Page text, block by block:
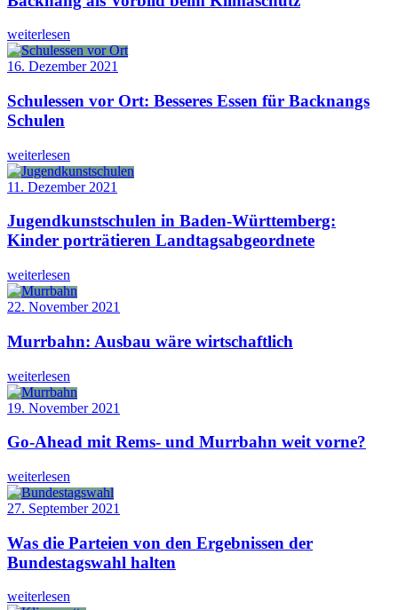
weiterlesen
16. Dezember 2021
Schulessen vor Ort: Besseres Essen für Backnangs
Schulen
weiterlesen
11. Dezember 2021
Jugendkunstschulen in Baden-Württemberg:
Kinder porträtieren Landtagsabgeordnete
weiterlesen
22. November 2021
Murrbahn: Ausbau wäre wirtschaftlich
weiterlesen
19. November 2021
Go-Ahead mit Rems- und Murrbahn weit vorne?
weiterlesen
27. September 2021
Was die Parteien von den Ergebnissen der
Bundestagswahl halten
weiterlesen